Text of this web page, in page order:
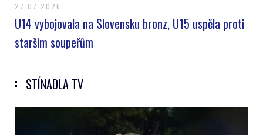
27.07.2026
U14 vybojovala na Slovensku bronz, U15 uspěla proti
starším soupeřům
STÍNADLA TV